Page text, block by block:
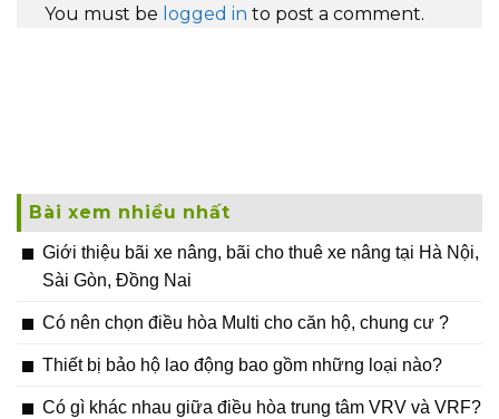
You must be logged in to post a comment.
Bài xem nhiều nhất
Giới thiệu bãi xe nâng, bãi cho thuê xe nâng tại Hà Nội,
Sài Gòn, Đồng Nai
Có nên chọn điều hòa Multi cho căn hộ, chung cư ?
Thiết bị bảo hộ lao động bao gồm những loại nào?
Có gì khác nhau giữa điều hòa trung tâm VRV và VRF?